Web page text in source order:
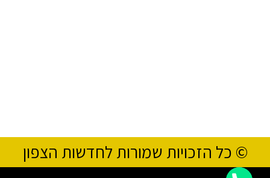
© כל הזכויות שמורות לחדשות הצפון